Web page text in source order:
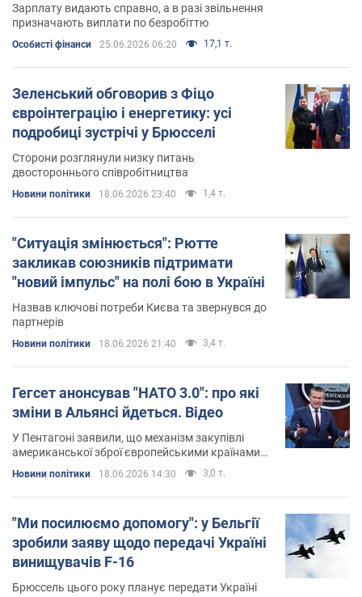
Зарплату видають справно, а в разі звільнення
призначають виплати по безробіттю
Особисті фінанси 25.06.2026 06:20 17,1 т.
Зеленський обговорив з Фіцо
євроінтеграцію і енергетику: усі
подробиці зустрічі у Брюсселі
Сторони розглянули низку питань
двостороннього співробітництва
Новини політики 18.06.2026 23:40 1,4 т.
"Ситуація змінюється": Рютте
закликав союзників підтримати
"новий імпульс" на полі бою в Україні
Назвав ключові потреби Києва та звернувся до
партнерів
Новини політики 18.06.2026 21:40 3,4 т.
Гегсет анонсував "НАТО 3.0": про які
зміни в Альянсі йдеться. Відео
У Пентагоні заявили, що механізм закупівлі
американської зброї європейськими країнами
вже демонструє результат
Новини політики 18.06.2026 14:30 3,0 т.
"Ми посилюємо допомогу": у Бельгії
зробили заяву щодо передачі Україні
винищувачів F-16
Брюссель цього року планує передати Україні